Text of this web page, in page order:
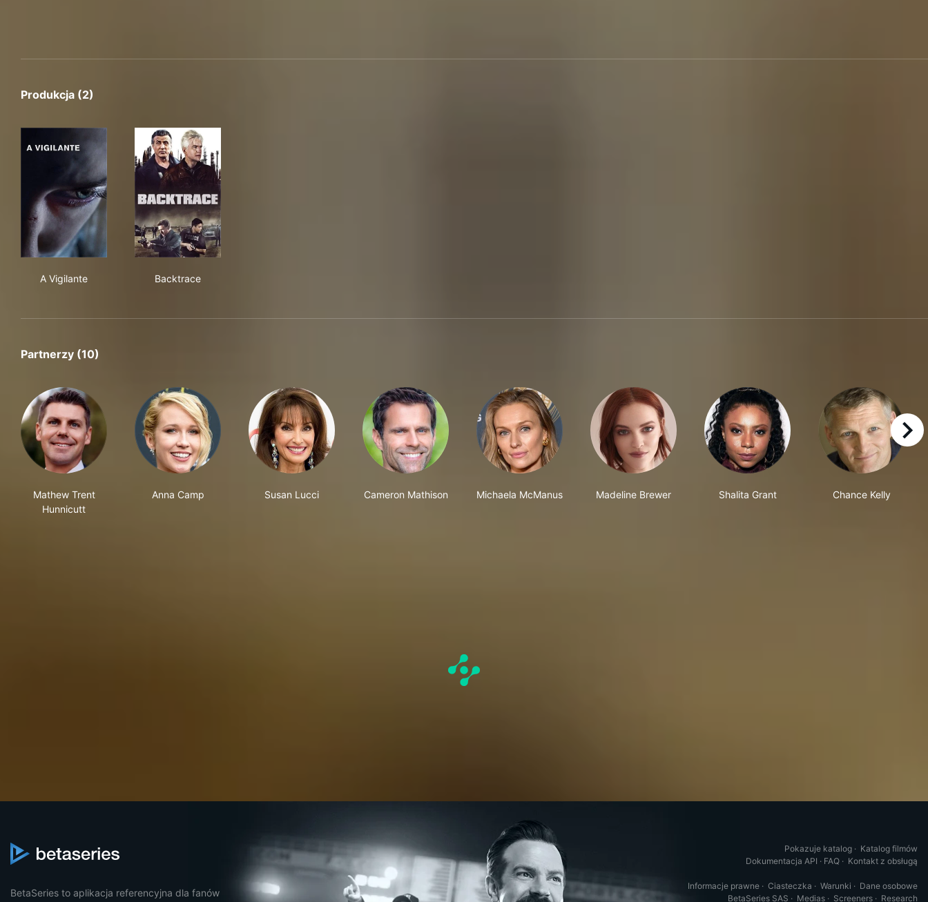
Produkcja (2)
A Vigilante
Backtrace
Partnerzy (10)
Mathew Trent
Hunnicutt
Anna Camp Susan Lucci Cameron Mathison Michaela McManus Madeline Brewer Shalita Grant Chance Kelly
right
BetaSeries to aplikacja referencyjna dla fanów
Pokazuje katalog · Katalog filmów
Dokumentacja API · FAQ · Kontakt z obsługą
Informacje prawne · Ciasteczka · Warunki · Dane osobowe
BetaSeries SAS · Medias · Screeners · Research